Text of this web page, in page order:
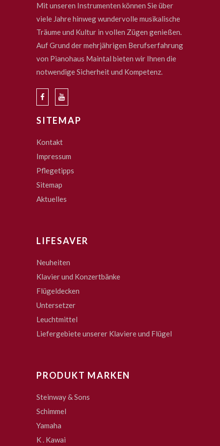
Mit unseren Instrumenten können Sie über
viele Jahre hinweg wundervolle musikalische
Träume und Kultur in vollen Zügen genießen.
Auf Grund der mehrjährigen Berufserfahrung
von Pianohaus Maintal bieten wir Ihnen die
notwendige Sicherheit und Kompetenz.
SITEMAP
Kontakt
Impressum
Pflegetipps
Sitemap
Aktuelles
LIFESAVER
Neuheiten
Klavier und Konzertbänke
Flügeldecken
Untersetzer
Leuchtmittel
Liefergebiete unserer Klaviere und Flügel
PRODUKT MARKEN
Steinway & Sons
Schimmel
Yamaha
K . Kawai